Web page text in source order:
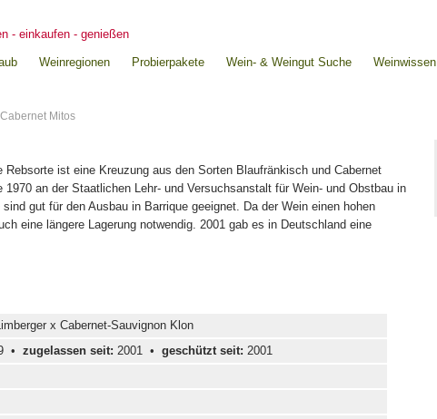
Weinregionen Probierpakete Wein- & Weingut Suche Weinwissen
Cabernet Mitos
Rebsorte ist eine Kreuzung aus den Sorten Blaufränkisch und Cabernet
1970 an der Staatlichen Lehr- und Versuchsanstalt für Wein- und Obstbau in
gut für den Ausbau in Barrique geeignet. Da der Wein einen hohen
eine längere Lagerung notwendig. 2001 gab es in Deutschland eine
x Cabernet-Sauvignon Klon
• zugelassen seit: 2001 • geschützt seit: 2001